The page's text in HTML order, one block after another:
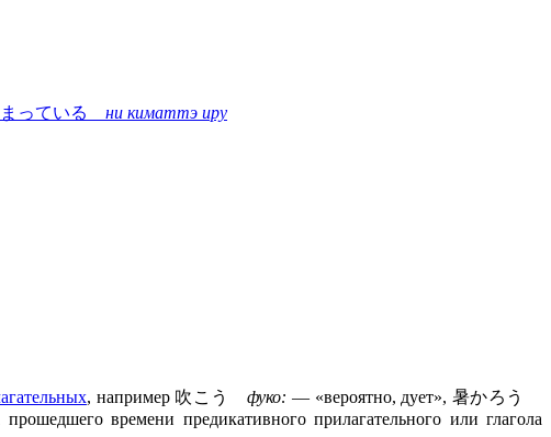
っている ни киматтэ иру
, например 吹こうфуко: — «вероятно, дует», 暑かろう
времени предикативного прилагательного или глагола